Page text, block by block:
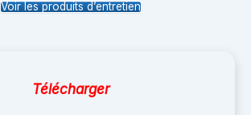
Voir les produits d’entretien
Télécharger